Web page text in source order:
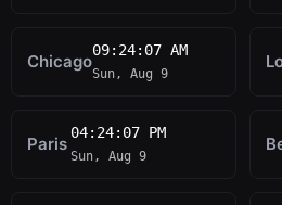
Chicago
09:24:07 AM
Sun, Aug 9
Paris
04:24:07 PM
Sun, Aug 9